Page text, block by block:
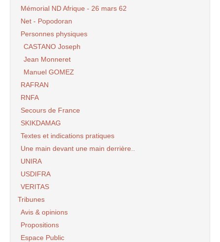
Mémorial ND Afrique - 26 mars 62
Net - Popodoran
Personnes physiques
CASTANO Joseph
Jean Monneret
Manuel GOMEZ
RAFRAN
RNFA
Secours de France
SKIKDAMAG
Textes et indications pratiques
Une main devant une main derrière..
UNIRA
USDIFRA
VERITAS
Tribunes
Avis & opinions
Propositions
Espace Public